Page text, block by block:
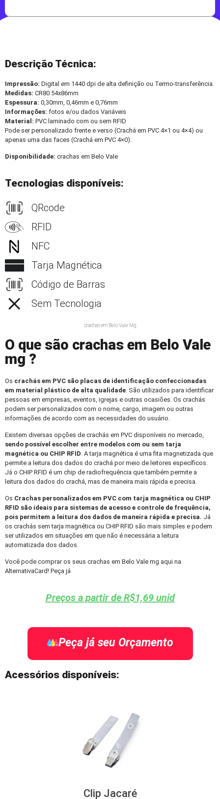
Descrição Técnica:
Impressão: Digital em 1440 dpi de alta definição ou Termo-transferência.
Medidas: CR80 54x86mm
Espessura: 0,30mm, 0,46mm e 0,76mm
Informações: fotos e/ou dados Variáveis
Material: PVC laminado com ou sem RFID
Pode ser personalizado frente e verso (Crachá em PVC 4×1 ou 4×4) ou
apenas uma das faces (Crachá em PVC 4×0).
Disponibilidade: crachas em Belo Vale
Tecnologias disponíveis:
QRcode
RFID
NFC
Tarja Magnética
Código de Barras
Sem Tecnologia
crachas em Belo Vale Mg
O que são crachas em Belo Vale
mg ?
Os crachás em PVC são placas de identificação confeccionadas
em material plástico de alta qualidade. São utilizados para identificar
pessoas em empresas, eventos, igrejas e outras ocasiões. Os crachás
podem ser personalizados com o nome, cargo, imagem ou outras
informações de acordo com as necessidades do usuário.
Existem diversas opções de crachás em PVC disponíveis no mercado,
sendo possível escolher entre modelos com ou sem tarja
magnética ou CHIP RFID. A tarja magnética é uma fita magnetizada que
permite a leitura dos dados do crachá por meio de leitores específicos.
Já o CHIP RFID é um chip de radiofrequência que também permite a
leitura dos dados do crachá, mas de maneira mais rápida e precisa.
Os Crachas personalizados em PVC com tarja magnética ou CHIP
RFID são ideais para sistemas de acesso e controle de frequência,
pois permitem a leitura dos dados de maneira rápida e precisa. Já
os crachás sem tarja magnética ou CHIP RFID são mais simples e podem
ser utilizados em situações em que não é necessária a leitura
automatizada dos dados.
Você pode comprar os seus crachas em Belo Vale mg aqui na
AlternativaCard! Peça já
Preços a partir de R$1,69 unid
Peça já seu Orçamento
Acessórios disponíveis:
Clip Jacaré